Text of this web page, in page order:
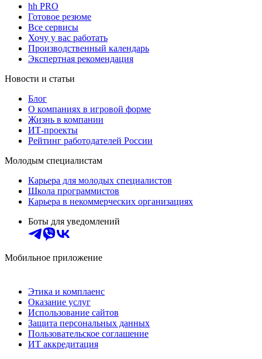
hh PRO
Готовое резюме
Все сервисы
Хочу у вас работать
Производственный календарь
Экспертная рекомендация
Новости и статьи
Блог
О компаниях в игровой форме
Жизнь в компании
ИТ-проекты
Рейтинг работодателей России
Молодым специалистам
Карьера для молодых специалистов
Школа программистов
Карьера в некоммерческих организациях
Боты для уведомлений
Мобильное приложение
Этика и комплаенс
Оказание услуг
Использование сайтов
Защита персональных данных
Пользовательское соглашение
ИТ аккредитация